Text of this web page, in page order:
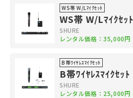
WS帯 W/Lﾏｲｸｾｯﾄ
WS帯 W/Lﾏｲｸｾｯﾄ
SHURE
レンタル価格：35,000円
B帯ﾜｲﾔﾚｽﾏｲｸｾｯﾄ
B帯ﾜｲﾔﾚｽﾏｲｸｾｯﾄ
SHURE
レンタル価格：25,000円